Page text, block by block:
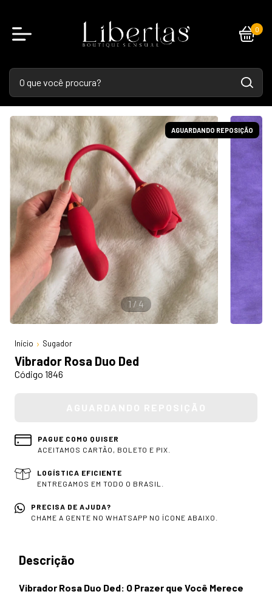
0
AGUARDANDO REPOSIÇÃO
1 / 4
Início Sugador
Vibrador Rosa Duo Ded
Código 1846
PAGUE COMO QUISER
ACEITAMOS CARTÃO, BOLETO E PIX.
LOGÍSTICA EFICIENTE
ENTREGAMOS EM TODO O BRASIL.
PRECISA DE AJUDA?
CHAME A GENTE NO WHATSAPP NO ÍCONE ABAIXO.
Descrição
Vibrador Rosa Duo Ded: O Prazer que Você Merece